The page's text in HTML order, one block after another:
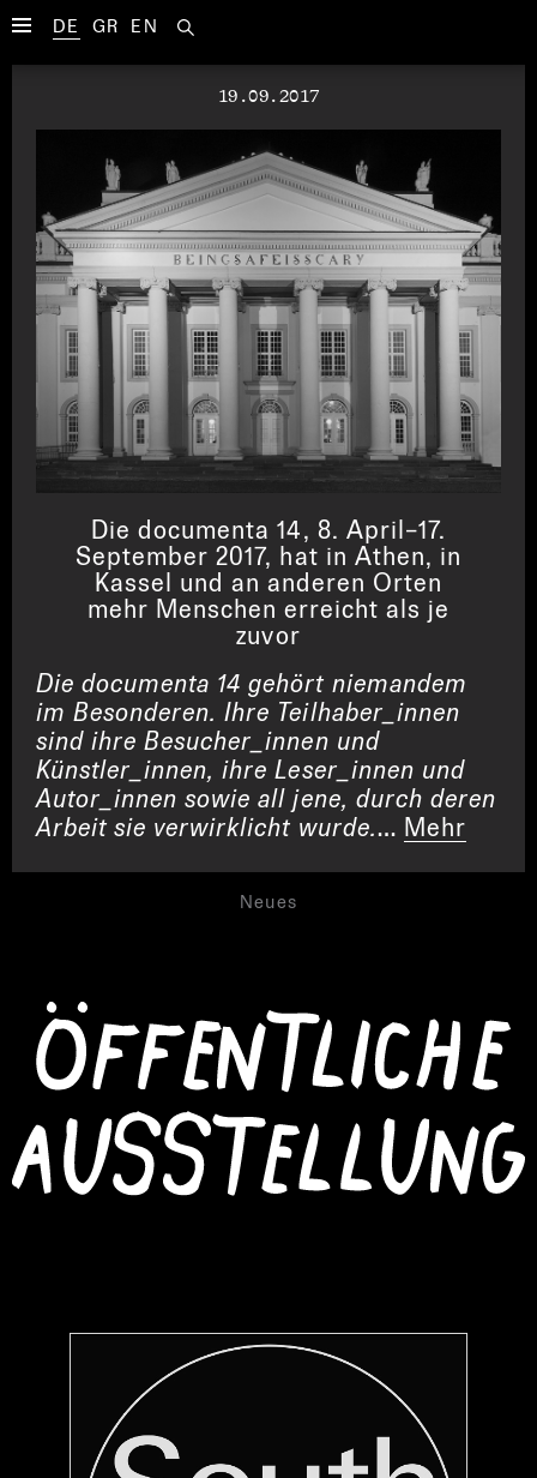
DE GR EN
19.09.2017
Die documenta 14, 8. April–17.
September 2017, hat in Athen, in
Kassel und an anderen Orten
mehr Menschen erreicht als je
zuvor
Die documenta 14 gehört niemandem
im Besonderen. Ihre Teilhaber_innen
sind ihre Besucher_innen und
Künstler_innen, ihre Leser_innen und
Autor_innen sowie all jene, durch deren
Arbeit sie verwirklicht wurde.… Mehr
Neues